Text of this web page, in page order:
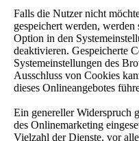
Falls die Nutzer nicht
gespeichert werden, werden
Option in den
deaktivieren. Gespeicherte
Systemeinstellungen des
Ausschluss von Cookies
dieses Onlineangebotes
Ein genereller Widerspruch
des Onlinemarketing
Vielzahl der Dienste, vor